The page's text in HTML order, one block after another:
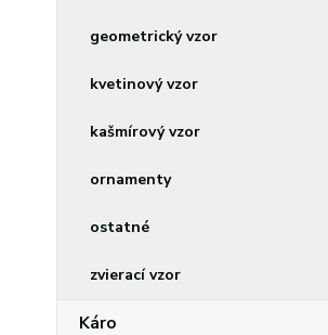
geometrický vzor
kvetinový vzor
kašmírový vzor
ornamenty
ostatné
zvierací vzor
Káro